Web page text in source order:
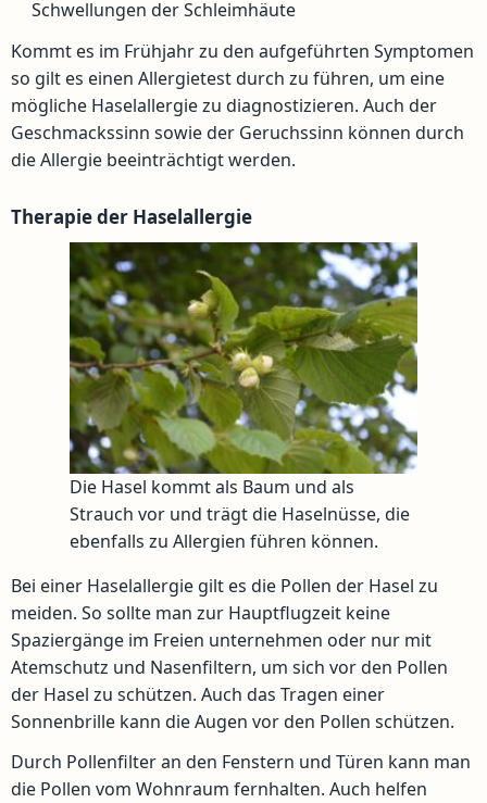
Schwellungen der Schleimhäute
Kommt es im Frühjahr zu den aufgeführten Symptomen
so gilt es einen Allergietest durch zu führen, um eine
mögliche Haselallergie zu diagnostizieren. Auch der
Geschmackssinn sowie der Geruchssinn können durch
die Allergie beeinträchtigt werden.
Therapie der Haselallergie
Die Hasel kommt als Baum und als
Strauch vor und trägt die Haselnüsse, die
ebenfalls zu Allergien führen können.
Bei einer Haselallergie gilt es die Pollen der Hasel zu
meiden. So sollte man zur Hauptflugzeit keine
Spaziergänge im Freien unternehmen oder nur mit
Atemschutz und Nasenfiltern, um sich vor den Pollen
der Hasel zu schützen. Auch das Tragen einer
Sonnenbrille kann die Augen vor den Pollen schützen.
Durch Pollenfilter an den Fenstern und Türen kann man
die Pollen vom Wohnraum fernhalten. Auch helfen